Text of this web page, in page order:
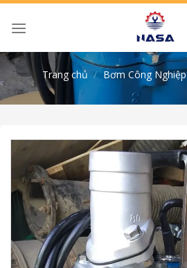
Skip
Trang chủ / Bơm Công Nghiệp